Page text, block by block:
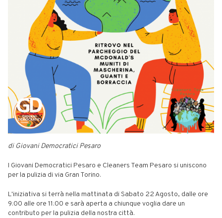
di Giovani Democratici Pesaro
I Giovani Democratici Pesaro e Cleaners Team Pesaro si uniscono
per la pulizia di via Gran Torino.
L'iniziativa si terrà nella mattinata di Sabato 22 Agosto, dalle ore
9:00 alle ore 11:00 e sarà aperta a chiunque voglia dare un
contributo per la pulizia della nostra città.